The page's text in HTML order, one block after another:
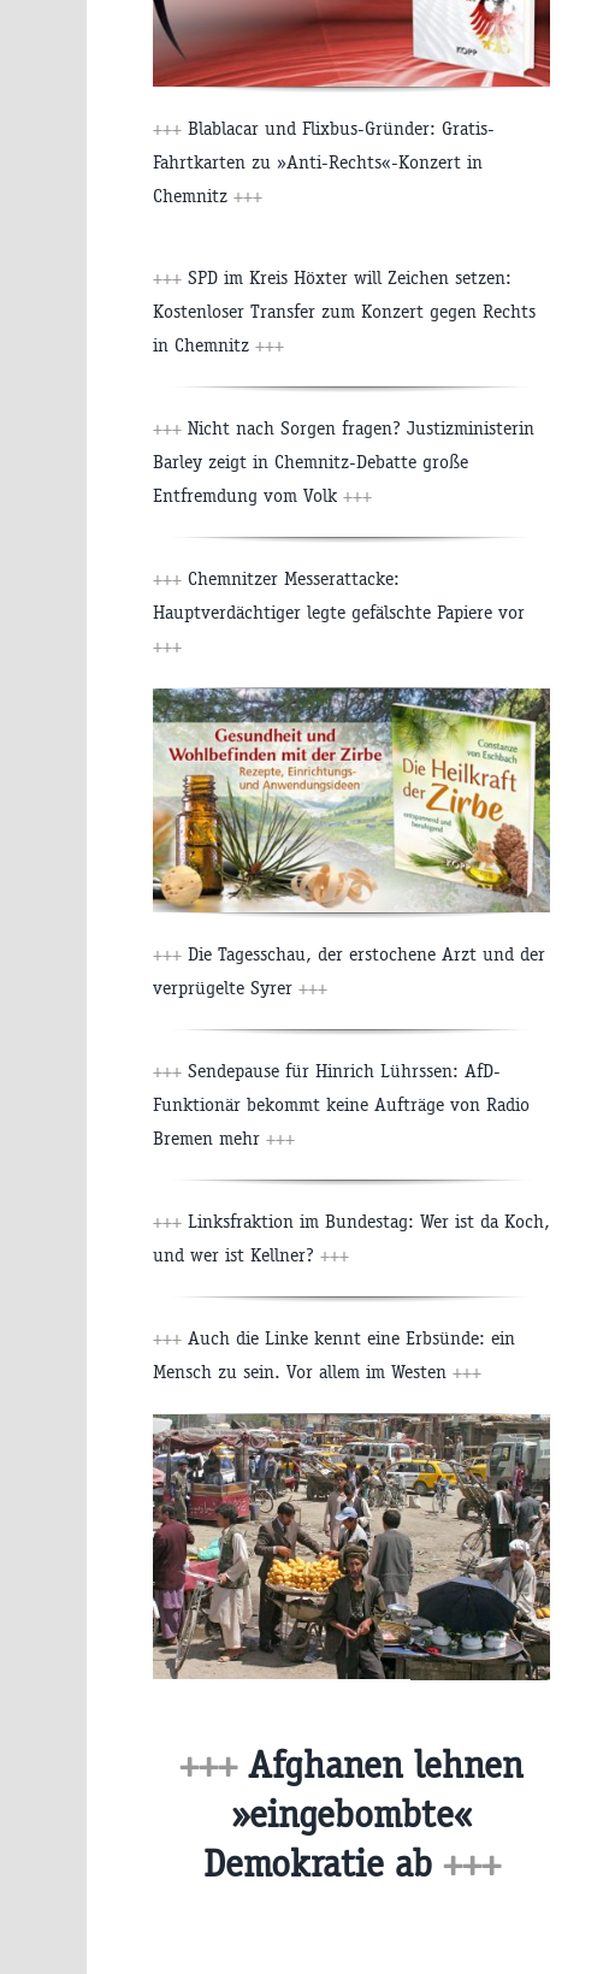
+++ Blablacar und Flixbus-Gründer: Gratis-
Fahrtkarten zu »Anti-Rechts«-Konzert in
Chemnitz +++
+++ SPD im Kreis Höxter will Zeichen setzen:
Kostenloser Transfer zum Konzert gegen Rechts
in Chemnitz +++
+++ Nicht nach Sorgen fragen? Justizministerin
Barley zeigt in Chemnitz-Debatte große
Entfremdung vom Volk +++
+++ Chemnitzer Messerattacke:
Hauptverdächtiger legte gefälschte Papiere vor
+++
+++ Die Tagesschau, der erstochene Arzt und der
verprügelte Syrer +++
+++ Sendepause für Hinrich Lührssen: AfD-
Funktionär bekommt keine Aufträge von Radio
Bremen mehr +++
+++ Linksfraktion im Bundestag: Wer ist da Koch,
und wer ist Kellner? +++
+++ Auch die Linke kennt eine Erbsünde: ein
Mensch zu sein. Vor allem im Westen +++
+++ Afghanen lehnen
»eingebombte«
Demokratie ab +++